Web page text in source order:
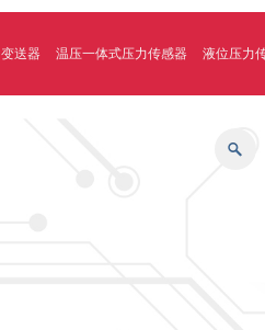
送器 温压一体式压力传感器 液位压力